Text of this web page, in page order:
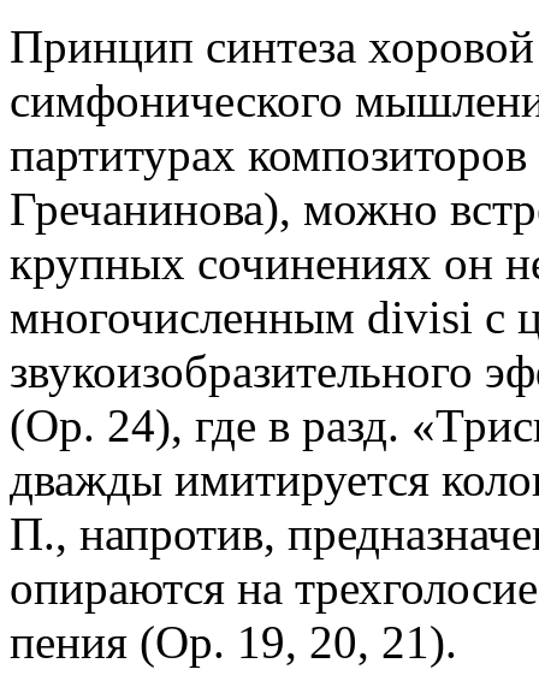
Принцип синтеза
симфонического
партитурах
Гречанинова), можно
крупных сочинениях он
многочисленным divisi с
звукоизобразительного
(Oр. 24), где в разд.
дважды имитируется
П., напротив,
опираются на
пения (Oр. 19, 20, 21).